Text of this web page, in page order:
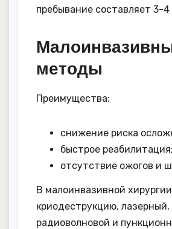
пребывание составляет 3-4
методы
Преимущества:
снижение риска
быстрое реабилитация;
отсутствие ожогов и
В малоинвазивной
криодеструкцию, лазерный,
радиоволновой и